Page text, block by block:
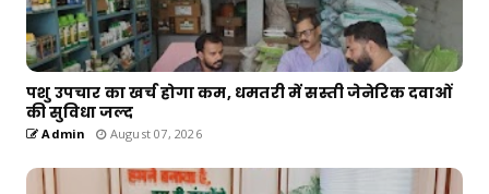
पशु उपचार का खर्च होगा कम, धमतरी में सस्ती जेनेरिक दवाओं
की सुविधा जल्द
Admin August 07, 2026